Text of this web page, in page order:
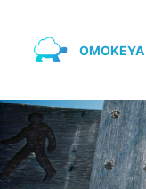
OMOKEYA